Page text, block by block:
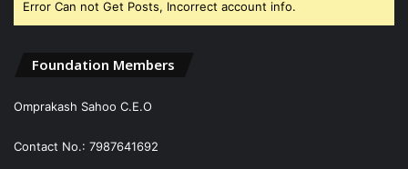
Error Can not Get Posts, Incorrect account info.
Foundation Members
Omprakash Sahoo C.E.O
Contact No.: 7987641692